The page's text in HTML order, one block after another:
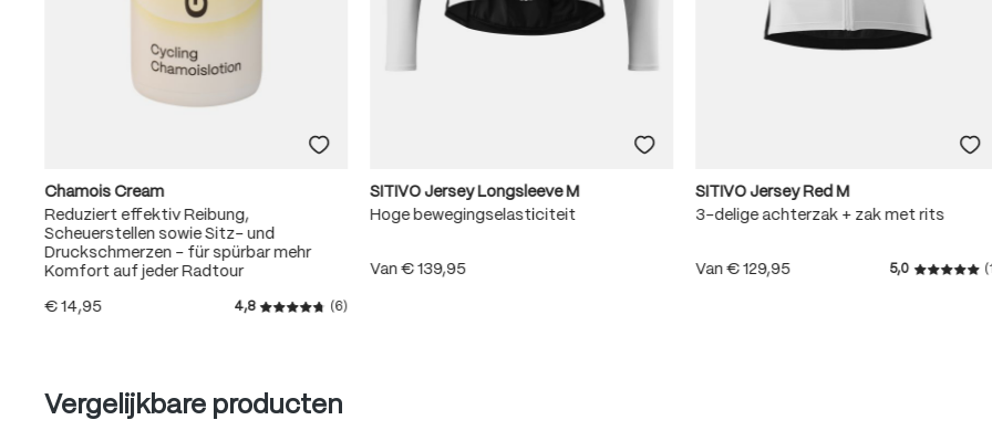
Chamois Cream
Reduziert effektiv Reibung,
Scheuerstellen sowie Sitz- und
Druckschmerzen – für spürbar mehr
Komfort auf jeder Radtour
€ 14,95 4,8
Gemiddelde waardering van 4.8 van 5 sterren
(6)
SITIVO Jersey Longsleeve M
Hoge bewegingselasticiteit
Van€ 139,95
SITIVO Jersey Red M
3-delige achterzak + zak met rits
Van€ 129,95 5,0
Produktgalerie überspringen
Vergelijkbare producten